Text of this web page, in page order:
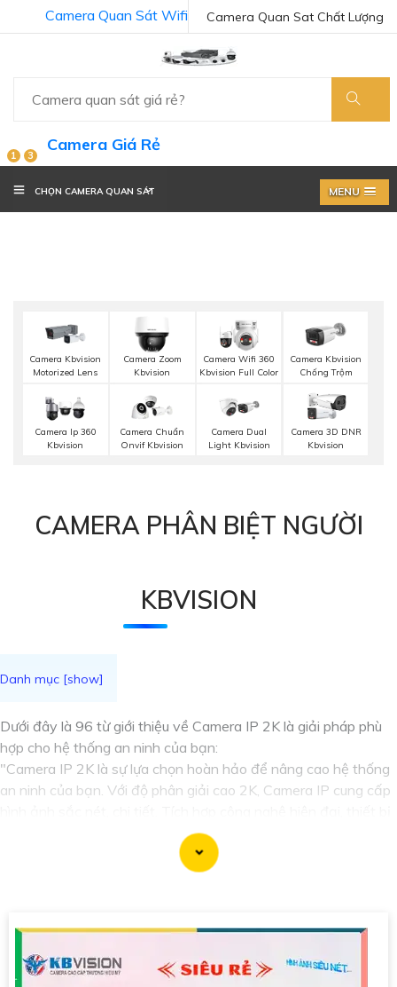
Camera Quan Sat Chất Lượng
Camera Quan Sát Wifi
1 3
Camera Giá Rẻ
CHỌN CAMERA QUAN SÁT MENU
Camera Kbvision
Motorized Lens
Camera Zoom
Kbvision
Camera Wifi 360
Kbvision Full Color
Camera Kbvision
Chống Trộm
Camera Ip 360
Kbvision
Camera Chuẩn
Onvif Kbvision
Camera Dual
Light Kbvision
Camera 3D DNR
Kbvision
CAMERA PHÂN BIỆT NGƯỜI
KBVISION
Dưới đây là 96 từ giới thiệu về Camera IP 2K là giải pháp phù
hợp cho hệ thống an ninh của bạn:
"Camera IP 2K là sự lựa chọn hoàn hảo để nâng cao hệ thống
an ninh của bạn. Với độ phân giải cao 2K, Camera IP cung cấp
tự động ghi hình khi phát hiện chuyển động, nâng cao an toàn
không bỏ lỡ bất kỳ sự kiện nào. 📃 Đặc biệt
mạng linh hoạt giúp bạn dễ dàng giám sát từ xa qua điện thoại